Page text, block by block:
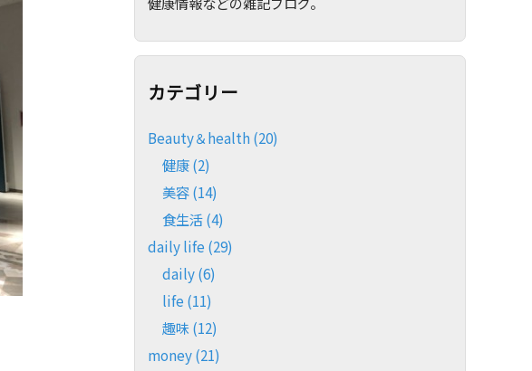
カテゴリー
Beauty＆health (20)
健康(2)
美容(14)
食生活(4)
daily life (29)
daily(6)
life (11)
趣味 (12)
money(21)